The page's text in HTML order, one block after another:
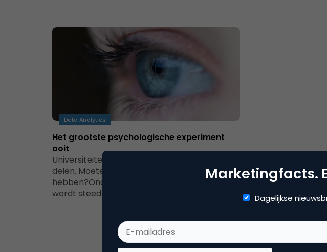
Data Analytics
Het grootste psychologische experiment
ooit
Universiteiten zijn verplicht om bevindingen te
delen. Moeten bedrijven deze verplichting ook
hebben?Onderzoek naar (online) gedrag
wordt steeds normaler. Met…
Marketingfacts.
Dagelijkse